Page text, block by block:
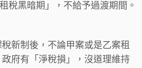
稅黑暗期」，不給予過渡期間。
新制後，不論甲案或是乙案租
府有「淨稅損」，沒道理維持